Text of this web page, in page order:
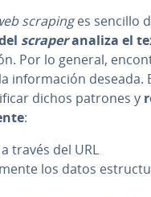
scrapinges sencillo
scraperanaliza el
Por lo general,
in­fo­r­ma­ción deseada.
dichos patrones y
:
través del URL
los datos